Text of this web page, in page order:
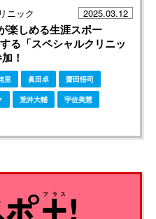
ニック 2025.03.12
楽しめる生涯スポー
る「スペシャルクリニッ
！
里 眞田卓 齋田悟司
荒井大輔 宇佐美慧